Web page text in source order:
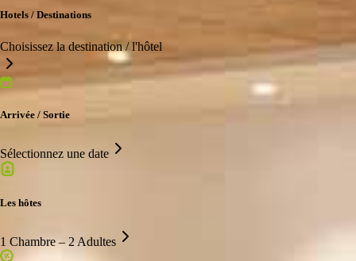
Hotels / Destinations
Choisissez la destination / l'hôtel
Arrivée / Sortie
Sélectionnez une date
Les hôtes
1 Chambre – 2 Adultes